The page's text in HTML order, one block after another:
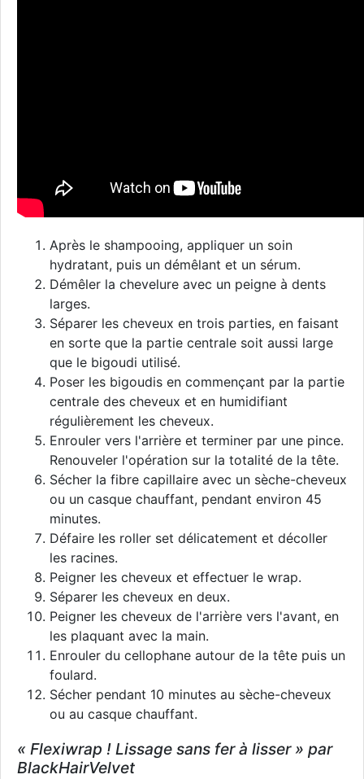
Après le shampooing, appliquer un soin
hydratant, puis un démêlant et un sérum.
Démêler la chevelure avec un peigne à dents
larges.
Séparer les cheveux en trois parties, en faisant
en sorte que la partie centrale soit aussi large
que le bigoudi utilisé.
Poser les bigoudis en commençant par la partie
centrale des cheveux et en humidifiant
régulièrement les cheveux.
Enrouler vers l'arrière et terminer par une pince.
Renouveler l'opération sur la totalité de la tête.
Sécher la fibre capillaire avec un sèche-cheveux
ou un casque chauffant, pendant environ 45
minutes.
Défaire les roller set délicatement et décoller
les racines.
Peigner les cheveux et effectuer le wrap.
Séparer les cheveux en deux.
Peigner les cheveux de l'arrière vers l'avant, en
les plaquant avec la main.
Enrouler du cellophane autour de la tête puis un
foulard.
Sécher pendant 10 minutes au sèche-cheveux
ou au casque chauffant.
« Flexiwrap ! Lissage sans fer à lisser » par
BlackHairVelvet